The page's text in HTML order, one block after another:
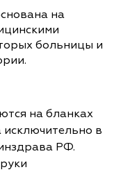
на
больницы и
на бланках
в
РФ.